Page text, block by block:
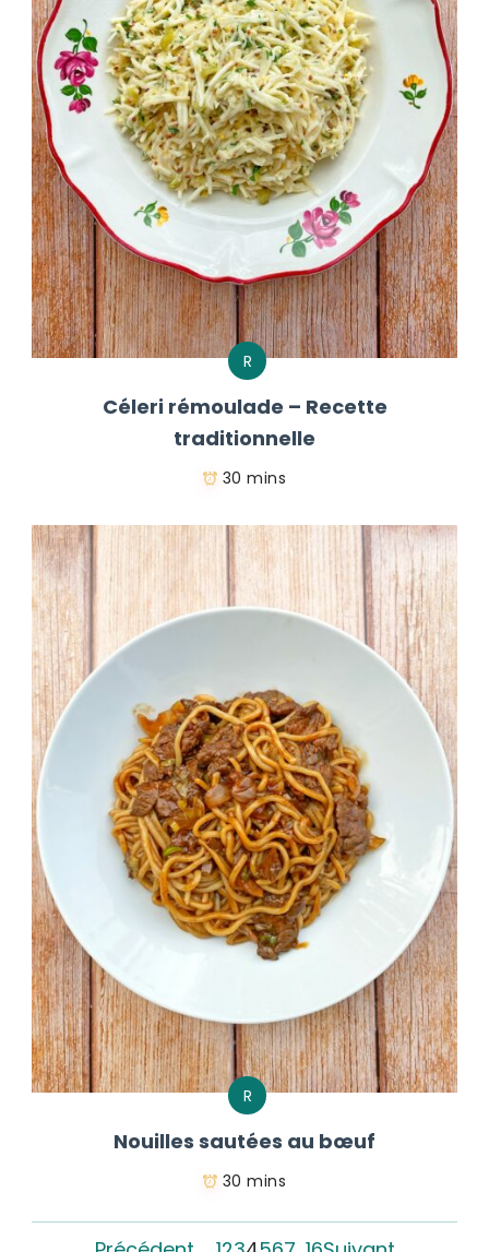
R
Céleri rémoulade – Recette
traditionnelle
30 mins
R
Nouilles sautées au bœuf
30 mins